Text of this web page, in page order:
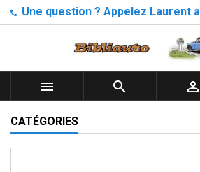
Une question ? Appelez Laurent
  
CATÉGORIES